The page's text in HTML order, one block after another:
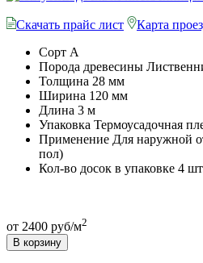
Скачать прайс лист
Карта
Сорт A
Порода древесины
Толщина 28 мм
Ширина 120 мм
Длина 3 м
Упаковка Термоусадочная
Применение Для наружной
пол)
Кол-во досок в упаковке 4
от 2400 руб/м2
В корзину